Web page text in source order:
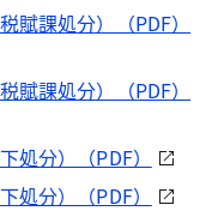
賦課処分）（PDF）
賦課処分）（PDF）
処分）（PDF）
処分）（PDF）